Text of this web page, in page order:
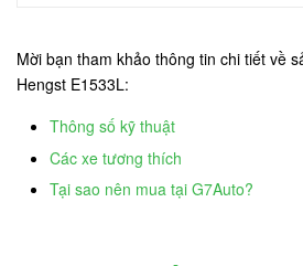
Mời bạn tham khảo thông tin chi tiết về
Hengst E1533L:
Thông số kỹ thuật
Các xe tương thích
Tại sao nên mua tại G7Auto?